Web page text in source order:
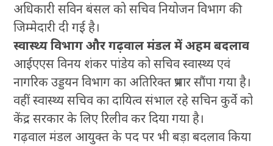
अधिकारी सविन बंसल को सचिव नियोजन विभाग की
जिम्मेदारी दी गई है।
स्वास्थ्य विभाग और गढ़वाल मंडल में अहम बदलाव
आईएएस विनय शंकर पांडेय को सचिव स्वास्थ्य एवं
नागरिक उड्डयन विभाग का अतिरिक्त प्रभार सौंपा गया है।
वहीं स्वास्थ्य सचिव का दायित्व संभाल रहे सचिन कुर्वे को
केंद्र सरकार के लिए रिलीव कर दिया गया है।
गढ़वाल मंडल आयुक्त के पद पर भी बड़ा बदलाव किया